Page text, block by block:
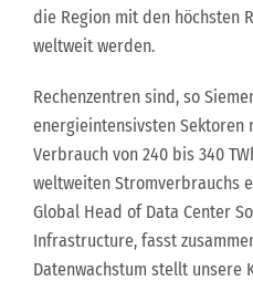
die Region mit den höchsten
weltweit werden.
Rechenzentren sind, so
energieintensivsten Sektoren
Verbrauch von 240 bis 340
weltweiten Stromverbrauchs
Global Head of Data Center
Infrastructure, fasst
Datenwachstum stellt unsere